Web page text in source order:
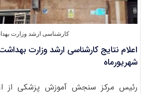
کارشناسی ارشد وزارت
شهریورماه
رئیس مرکز سنجش آموزش پزشکی از